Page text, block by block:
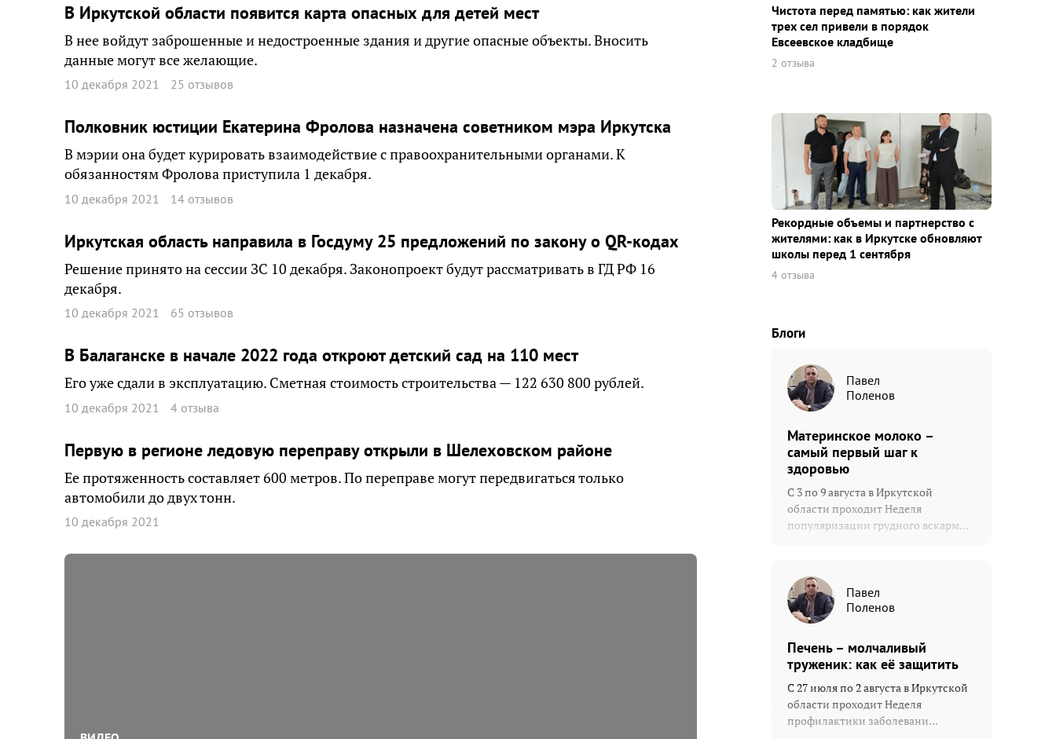
В Иркутской области появится карта опасных для детей мест
В нее войдут заброшенные и недостроенные здания и другие опасные объекты. Вносить
данные могут все желающие.
10 декабря 2021 25 отзывов
Полковник юстиции Екатерина Фролова назначена советником мэра Иркутска
В мэрии она будет курировать взаимодействие с правоохранительными органами. К
обязанностям Фролова приступила 1 декабря.
10 декабря 2021 14 отзывов
Иркутская область направила в Госдуму 25 предложений по закону о QR-кодах
Решение принято на сессии ЗС 10 декабря. Законопроект будут рассматривать в ГД РФ 16
декабря.
10 декабря 2021 65 отзывов
В Балаганске в начале 2022 года откроют детский сад на 110 мест
Его уже сдали в эксплуатацию. Сметная стоимость строительства — 122 630 800 рублей.
10 декабря 2021 4 отзыва
Первую в регионе ледовую переправу открыли в Шелеховском районе
Ее протяженность составляет 600 метров. По переправе могут передвигаться только
автомобили до двух тонн.
10 декабря 2021
Чистота перед памятью: как жители
трех сел привели в порядок
Евсеевское кладбище
2 отзыва
Рекордные объемы и партнерство с
жителями: как в Иркутске обновляют
школы перед 1 сентября
4 отзыва
Блоги
Павел
Поленов
Материнское молоко –
самый первый шаг к
здоровью
С 3 по 9 августа в Иркутской
области проходит Неделя
популяризации грудного вскарм...
Павел
Поленов
Печень – молчаливый
труженик: как её защитить
С 27 июля по 2 августа в Иркутской
области проходит Неделя
профилактики заболевани...